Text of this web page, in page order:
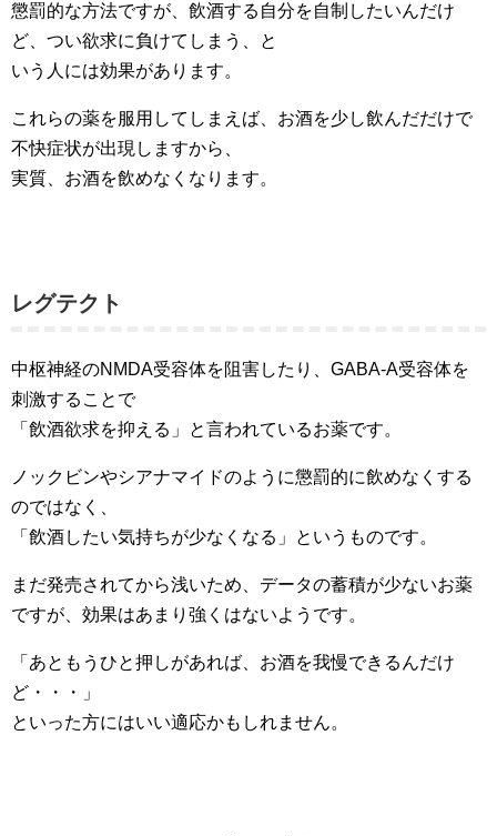
懲罰的な方法ですが、飲酒する自分を自制したいんだけ
ど、つい欲求に負けてしまう、と
いう人には効果があります。
これらの薬を服用してしまえば、お酒を少し飲んだだけで
不快症状が出現しますから、
実質、お酒を飲めなくなります。
レグテクト
中枢神経のNMDA受容体を阻害したり、GABA-A受容体を
刺激することで
「飲酒欲求を抑える」と言われているお薬です。
ノックビンやシアナマイドのように懲罰的に飲めなくする
のではなく、
「飲酒したい気持ちが少なくなる」というものです。
まだ発売されてから浅いため、データの蓄積が少ないお薬
ですが、効果はあまり強くはないようです。
「あともうひと押しがあれば、お酒を我慢できるんだけ
ど・・・」
といった方にはいい適応かもしれません。